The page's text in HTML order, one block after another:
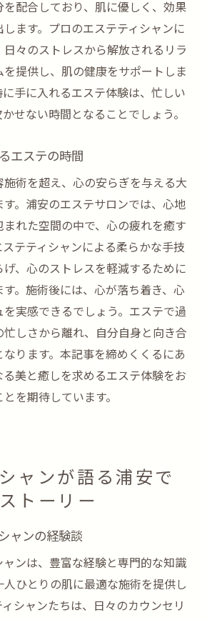
配合しており、肌に優しく、効果
ます。プロのエステティシャンに
日々のストレスから解放されるリラ
を提供し、肌の健康をサポートしま
手に入れるエステ体験は、忙しい
せない時間となることでしょう。
エステの時間
術を超え、心の安らぎを与える大
。浦安のエステサロンでは、心地
まれた空間の中で、心の疲れを癒す
ステティシャンによる柔らかな手技
、心のストレスを軽減するために
。施術後には、心が落ち着き、心
実感できるでしょう。エステで過
忙しさから離れ、自分自身と向き合
なります。本記事を締めくくるにあ
る美と癒しを求めるエステ体験をお
を期待しています。
ャンが語る浦安で
トーリー
ャンの経験談
ンは、豊富な経験と専門的な知識
人ひとりの肌に最適な施術を提供し
シャンたちは、日々のカウンセリ